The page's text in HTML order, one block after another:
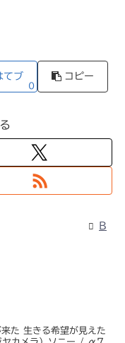
てブ
0
コピー
B
た 生きる希望が見えた